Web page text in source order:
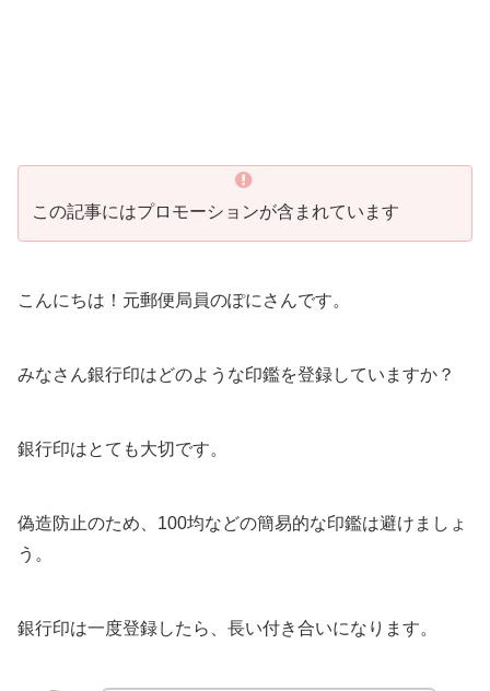
この記事にはプロモーションが含まれています
こんにちは！元郵便局員のぽにさんです。
みなさん銀行印はどのような印鑑を登録していますか？
銀行印はとても大切です。
偽造防止のため、100均などの簡易的な印鑑は避けましょ
う。
銀行印は一度登録したら、長い付き合いになります。